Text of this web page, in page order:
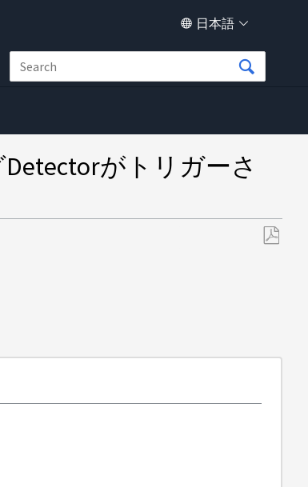
日本語
がトリガーさ